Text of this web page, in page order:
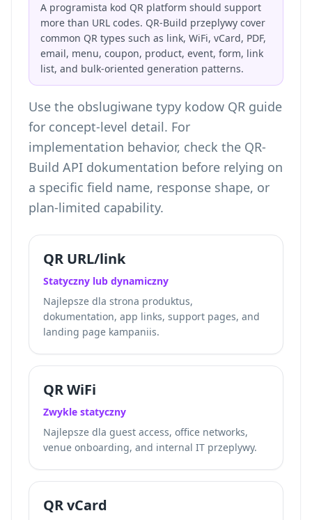
A programista kod QR platform should support
more than URL codes. QR-Build przeplywy cover
common QR types such as link, WiFi, vCard, PDF,
email, menu, coupon, product, event, form, link
list, and bulk-oriented generation patterns.
Use the obslugiwane typy kodow QR guide
for concept-level detail. For
implementation behavior, check the QR-
Build API dokumentation before relying on
a specific field name, response shape, or
plan-limited capability.
QR URL/link
Statyczny lub dynamiczny
Najlepsze dla strona produktus,
dokumentation, app links, support pages, and
landing page kampaniis.
QR WiFi
Zwykle statyczny
Najlepsze dla guest access, office networks,
venue onboarding, and internal IT przeplywy.
QR vCard